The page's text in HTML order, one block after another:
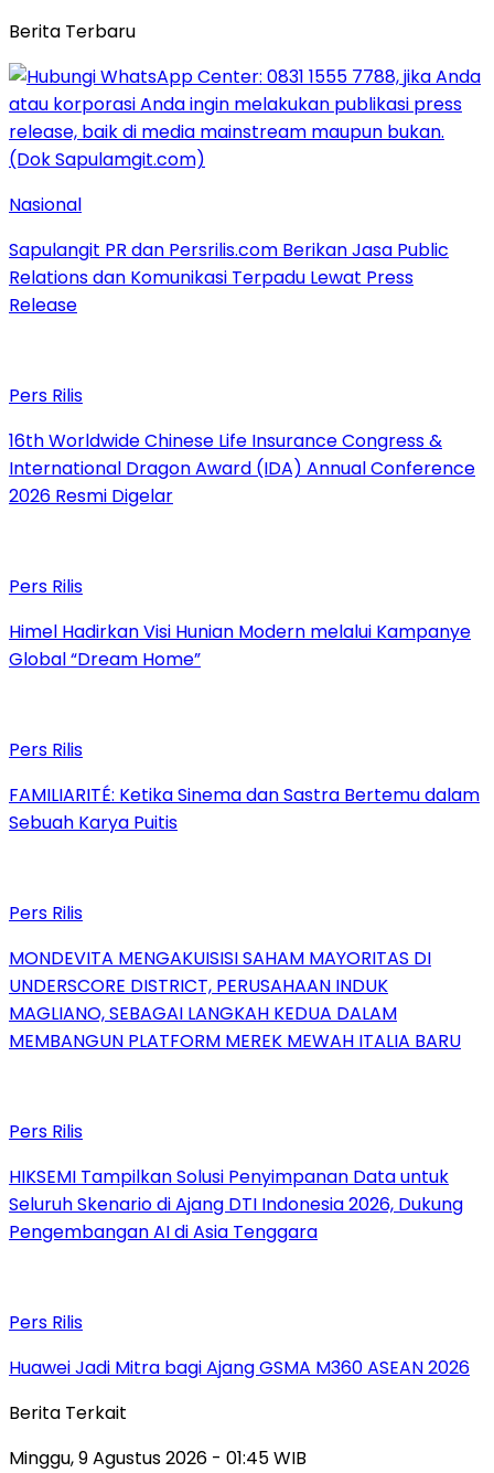
Berita Terbaru
Nasional
Sapulangit PR dan Persrilis.com Berikan Jasa Public
Relations dan Komunikasi Terpadu Lewat Press
Release
Pers Rilis
16th Worldwide Chinese Life Insurance Congress &
International Dragon Award (IDA) Annual Conference
2026 Resmi Digelar
Pers Rilis
Himel Hadirkan Visi Hunian Modern melalui Kampanye
Global “Dream Home”
Pers Rilis
FAMILIARITÉ: Ketika Sinema dan Sastra Bertemu dalam
Sebuah Karya Puitis
Pers Rilis
MONDEVITA MENGAKUISISI SAHAM MAYORITAS DI
UNDERSCORE DISTRICT, PERUSAHAAN INDUK
MAGLIANO, SEBAGAI LANGKAH KEDUA DALAM
MEMBANGUN PLATFORM MEREK MEWAH ITALIA BARU
Pers Rilis
HIKSEMI Tampilkan Solusi Penyimpanan Data untuk
Seluruh Skenario di Ajang DTI Indonesia 2026, Dukung
Pengembangan AI di Asia Tenggara
Pers Rilis
Huawei Jadi Mitra bagi Ajang GSMA M360 ASEAN 2026
Berita Terkait
Minggu, 9 Agustus 2026 - 01:45 WIB